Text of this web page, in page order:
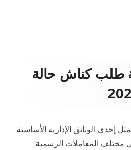
طلب كناش حالة
إحدى الوثائق الإدارية الأساسية
مختلف المعاملات الرسمية